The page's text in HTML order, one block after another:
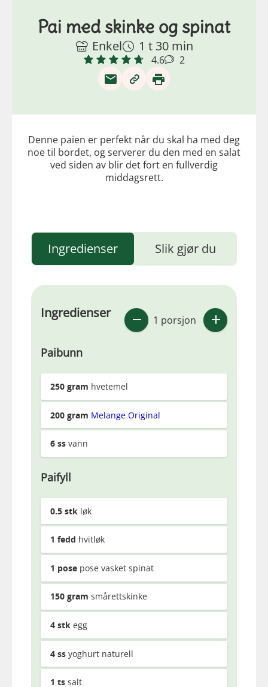
Pai med skinke og spinat
Enkel 1 t 30 min
4.6 2
Denne paien er perfekt når du skal ha med deg
noe til bordet, og serverer du den med en salat
ved siden av blir det fort en fullverdig
middagsrett.
Ingredienser Slik gjør du
Ingredienser 1 porsjon
Paibunn
250 gram hvetemel
200 gram Melange Original
6 ss vann
Paifyll
0.5 stk løk
1 fedd hvitløk
1 pose pose vasket spinat
150 gram smårettskinke
4 stk egg
4 ss yoghurt naturell
1 ts salt